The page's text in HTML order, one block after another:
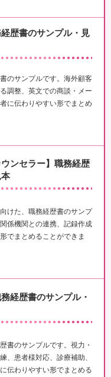
経歴書のサンプル・見
のサンプルです。海外顧客
調整、英文での商談・メー
に伝わりやすい形でまとめ
ウンセラー】職務経歴
けた、職務経歴書のサンプ
係機関との連携、記録作成
でまとめることができま
経歴書のサンプル・
書のサンプルです。視力・
、患者様対応、診療補助、
伝わりやすい形でまとめる